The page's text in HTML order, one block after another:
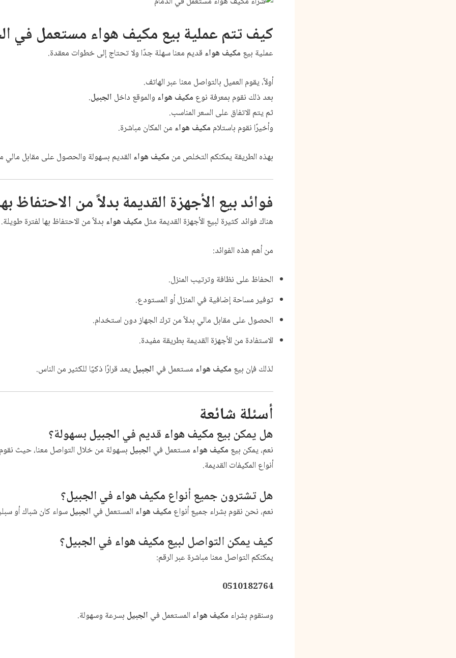
كيف تتم عملية بيع مكيف هواءمستعمل في
عملية بيع مكيف هواء قديم معنا سهلة جدًا ولا تحتاج إلى خطوات معقدة.
أولاً، يقوم العميل بالتواصل معنا عبر الهاتف.
بعد ذلك نقوم بمعرفة نوع مكيف هواء والموقع داخل الجبيل.
ثم يتم الاتفاق على السعر المناسب.
وأخيرًا نقوم باستلام مكيف هواء من المكان مباشرة.
بهذه الطريقة يمكنكم التخلص من مكيف هواءالقديم بسهولة والحصول على مقابل مالي
فوائد بيع الأجهزة القديمة بدلاً من الاحتفاظ
هناك فوائد كثيرة لبيع الأجهزة القديمة مثل مكيف هواء بدلاً من الاحتفاظ بها لفترة طويلة.
من أهم هذه الفوائد:
الحفاظ على نظافة وترتيب المنزل.
توفير مساحة إضافية في المنزل أو المستودع.
الحصول على مقابل مالي بدلاً من ترك الجهاز دون استخدام.
الاستفادة من الأجهزة القديمة بطريقة مفيدة.
لذلك فإن بيع مكيف هواء مستعمل في الجبيليعد قرارًا ذكيًا للكثير من الناس.
أسئلة شائعة
هل يمكن بيعمكيف هواءقديم فيالجبيلبسهولة؟
نعم، يمكن بيع مكيف هواء مستعمل في الجبيل بسهولة من خلال التواصل معنا، حيث
أنواع المكيفات القديمة.
هل تشترون جميع أنواعمكيف هواءفيالجبيل؟
نعم، نحن نقوم بشراء جميع أنواع مكيف هواءالمستعمل في الجبيلسواء كان شباك أو
كيف يمكن التواصل لبيعمكيف هواءفيالجبيل؟
يمكنكم التواصل معنا مباشرة عبر الرقم:
0510182764
وسنقوم بشراء مكيف هواءالمستعمل في الجبيل بسرعة وسهولة.